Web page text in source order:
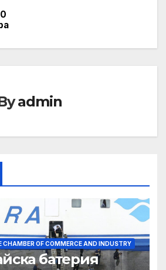
admin
OF COMMERCE AND INDUSTRY
батерия